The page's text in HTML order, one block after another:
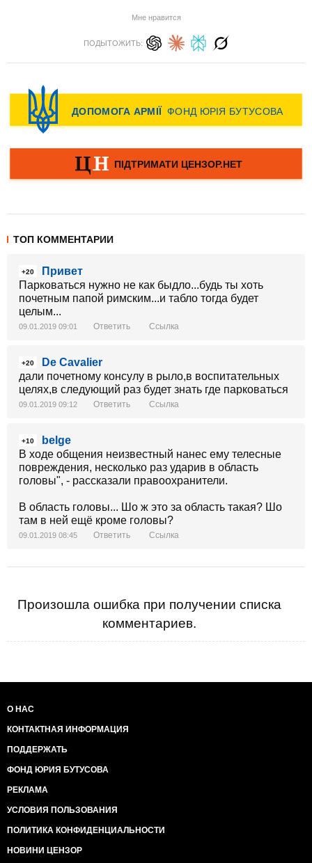
Мне нравится
ПОДЫТОЖИТЬ:
ТОП КОММЕНТАРИИ
+20
Привет
Парковаться нужно не как быдло...будь ты хоть
почетным папой римским...и табло тогда будет
целым...
09.01.2019 09:01 Ответить Ссылка
+20
De Cavalier
дали почетному консулу в рыло,в воспитательных
целях,в следующий раз будет знать где парковаться
09.01.2019 09:12 Ответить Ссылка
+10
belge
В ходе общения неизвестный нанес ему телесные
повреждения, несколько раз ударив в область
головы", - рассказали правоохранители.
В область головы... Шо ж это за область такая? Шо
там в ней ещё кроме головы?
09.01.2019 08:45 Ответить Ссылка
Произошла ошибка при получении списка
комментариев.
О НАС
КОНТАКТНАЯ ИНФОРМАЦИЯ
ПОДДЕРЖАТЬ
ФОНД ЮРИЯ БУТУСОВА
РЕКЛАМА
УСЛОВИЯ ПОЛЬЗОВАНИЯ
ПОЛИТИКА КОНФИДЕНЦИАЛЬНОСТИ
НОВИНИ ЦЕНЗОР